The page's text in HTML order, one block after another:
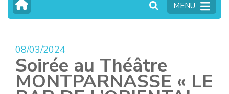
MENU
08/03/2024
Soirée au Théâtre
MONTPARNASSE « LE